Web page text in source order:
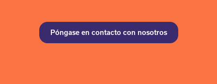
Póngase en contacto con nosotros